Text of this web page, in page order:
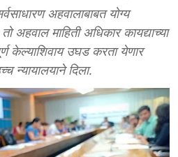
अहवालाबाबत योग्य
अहवाल माहिती अधिकार कायद्याच्या
केल्याशिवाय उघड करता येणार
न्यायालयाने दिला.